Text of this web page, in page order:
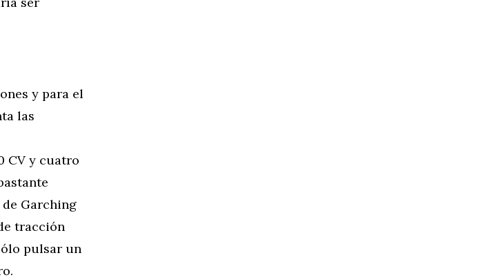
y para el
las
CV y cuatro
Garching
tracción
pulsar un